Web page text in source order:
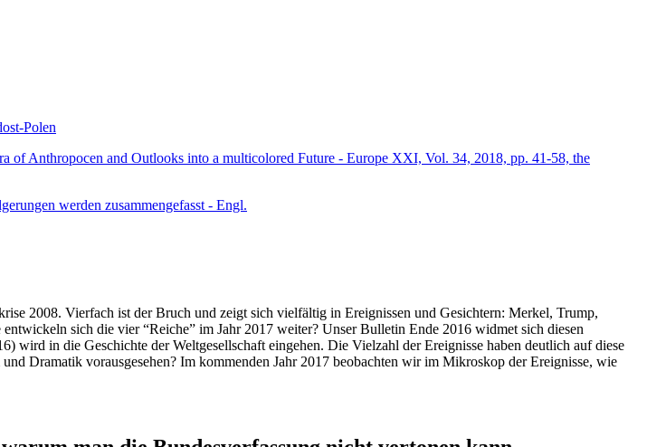
Polen
Anthropocen and Outlooks into a multicolored Future - Europe XXI, Vol. 34, 2018, pp. 41-58, the
werden zusammengefasst - Engl.
2008. Vierfach ist der Bruch und zeigt sich vielfältig in Ereignissen und Gesichtern: Merkel, Trump,
sich die vier “Reiche” im Jahr 2017 weiter? Unser Bulletin Ende 2016 widmet sich diesen
wird in die Geschichte der Weltgesellschaft eingehen. Die Vielzahl der Ereignisse haben deutlich auf diese
Dramatik vorausgesehen? Im kommenden Jahr 2017 beobachten wir im Mikroskop der Ereignisse, wie